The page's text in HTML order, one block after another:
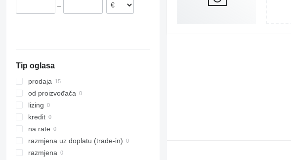
Weil der Stadt
–
Tip oglasa
prodaja
od proizvođača
lizing
kredit
na rate
razmjena uz doplatu (trade-in)
razmjena